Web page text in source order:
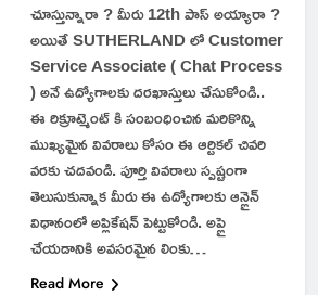
చూస్తున్నారా ? మీరు 12th పాస్ అయ్యారా ?
అయితే SUTHERLAND లో Customer
Service Associate ( Chat Process
) అనే ఉద్యోగాలకు దరఖాస్తులు చేసుకోండి..
ఈ రిక్రూట్మెంట్ కి సంబంధించిన మరికొన్ని
ముఖ్యమైన వివరాలు కోసం ఈ ఆర్టికల్ చివరి
వరకు చదవండి. పూర్తి వివరాలు స్పష్టంగా
తెలుసుకున్నాక మీరు ఈ ఉద్యోగాలకు ఆన్లైన్
విధానంలో అప్లికేషన్ పెట్టుకోండి. అప్లై
చేయడానికి అవసరమైన లింకు…
Read More